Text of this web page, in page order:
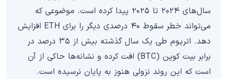
سال‌های ۲۰۲۴ تا ۲۰۲۵ پیدا کرده است. موضوعی که
می‌تواند خطر سقوط ۴۰ درصدی دیگر را برای ETH افزایش
دهد. اتریوم طی یک سال گذشته بیش از ۳۵ درصد در
برابر بیت کوین (BTC) افت کرده و نشانه‌ها حاکی از آن
است که این روند نزولی هنوز به پایان نرسیده است.